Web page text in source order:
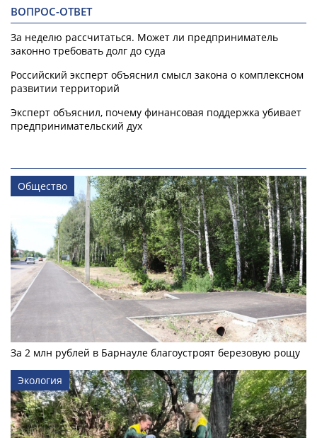
ВОПРОС-ОТВЕТ
За неделю рассчитаться. Может ли предприниматель
законно требовать долг до суда
Российский эксперт объяснил смысл закона о комплексном
развитии территорий
Эксперт объяснил, почему финансовая поддержка убивает
предпринимательский дух
Общество
За 2 млн рублей в Барнауле благоустроят березовую рощу
Экология